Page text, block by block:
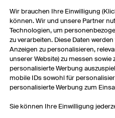
-
-
Wir brauchen Ihre Einwilligung
können. Wir und unsere Partner
Technologien, um
zu verarbeiten. Diese Daten
Anzeigen zu personalisieren,
unserer Website) zu messen
personalisierte Werbung
mobile IDs sowohl für
personalisierte Werbung zum
Sie können Ihre Einwilligung